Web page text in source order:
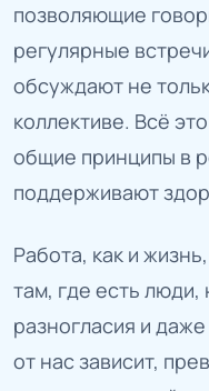
позволяющие
регулярные
обсуждают не
коллективе. Всё
общие принципы в
поддерживают
Работа, как и
там, где есть
разногласия и
от нас зависит,